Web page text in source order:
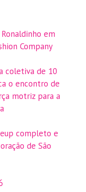
em
Company
coletiva de 10
o encontro de
motriz para a
completo e
de São